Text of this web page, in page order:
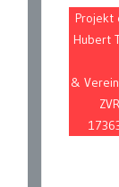
Projekt
Hubert
&